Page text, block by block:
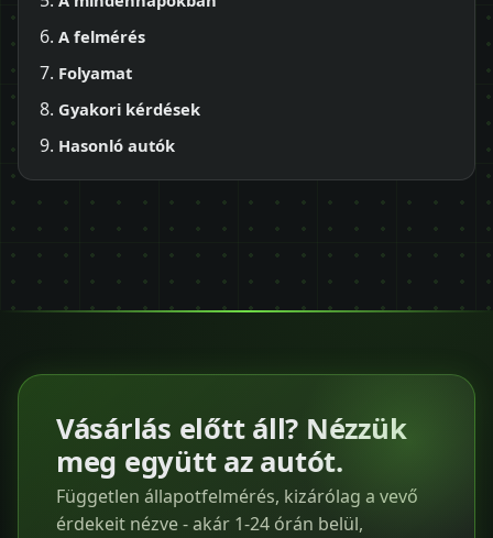
A felmérés
Folyamat
Gyakori kérdések
Hasonló autók
Vásárlás előtt áll? Nézzük
meg együtt az autót.
Független állapotfelmérés, kizárólag a vevő
érdekeit nézve - akár 1-24 órán belül,